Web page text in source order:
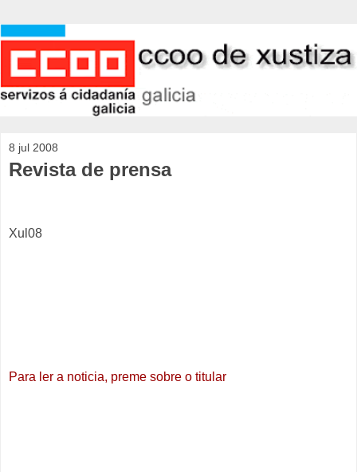
8 jul 2008
Revista de prensa
Xul 08
Para ler a noticia, preme sobre o titular